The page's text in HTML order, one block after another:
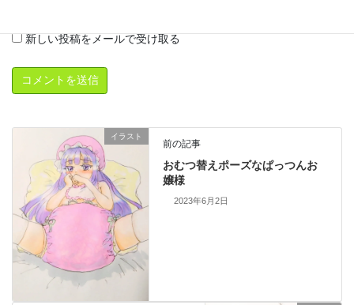
新しい投稿をメールで受け取る
イラスト
前の記事
おむつ替えポーズなぱっつんお
嬢様
2023年6月2日